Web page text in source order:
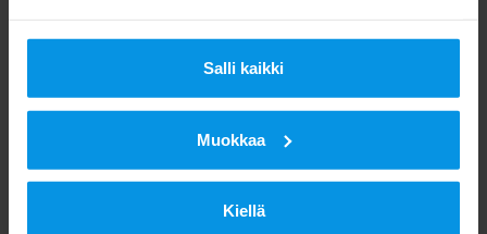
Salli kaikki
Muokkaa
Kiellä
Muutoksen taustat